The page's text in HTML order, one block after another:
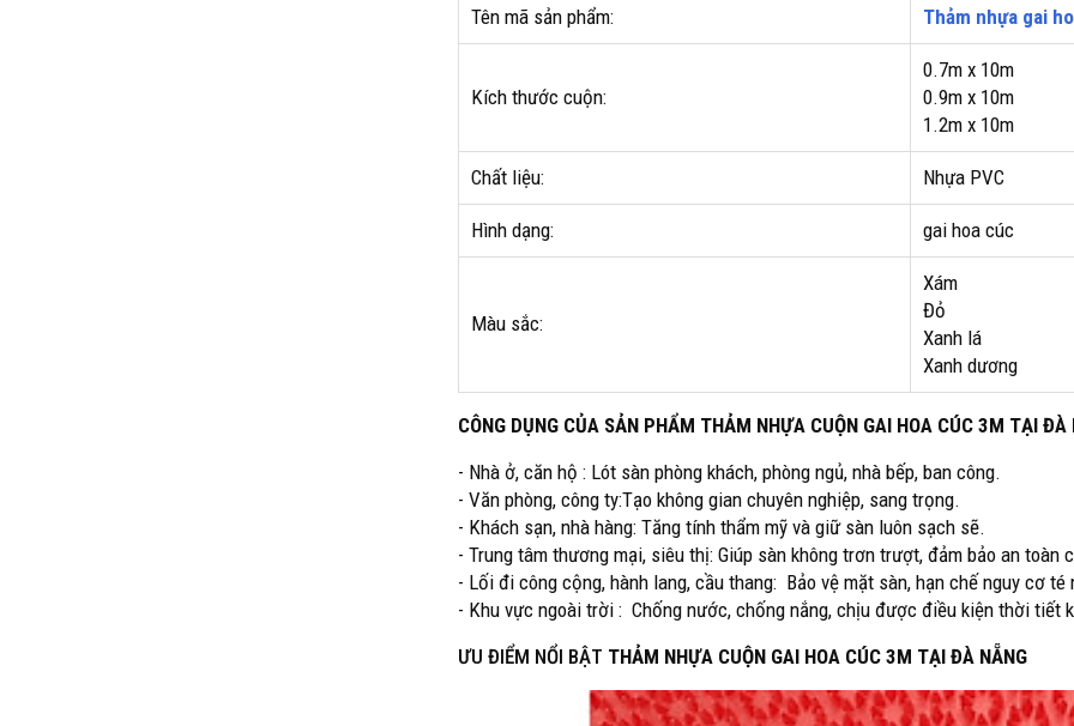
Tên mã sản phẩm: Thảm nhựa gai
Kích thước cuộn:
0.7m x 10m
0.9m x 10m
1.2m x 10m
Chất liệu: Nhựa PVC
Hình dạng: gai hoa cúc
Màu sắc:
Xám
Đỏ
Xanh lá
Xanh dương
CÔNG DỤNG CỦA SẢN PHẨM THẢM NHỰA CUỘN GAI HOA CÚC 3M TẠI ĐÀ
- Nhà ở, căn hộ : Lót sàn phòng khách, phòng ngủ, nhà bếp, ban công.
- Văn phòng, công ty:Tạo không gian chuyên nghiệp, sang trọng.
- Khách sạn, nhà hàng: Tăng tính thẩm mỹ và giữ sàn luôn sạch sẽ.
- Trung tâm thương mại, siêu thị: Giúp sàn không trơn trượt, đảm bảo an toàn
- Lối đi công cộng, hành lang, cầu thang: Bảo vệ mặt sàn, hạn chế nguy cơ té
- Khu vực ngoài trời : Chống nước, chống nắng, chịu được điều kiện thời tiết
ƯU ĐIỂM NỔI BẬT THẢM NHỰA CUỘN GAI HOA CÚC 3M TẠI ĐÀ NẴNG